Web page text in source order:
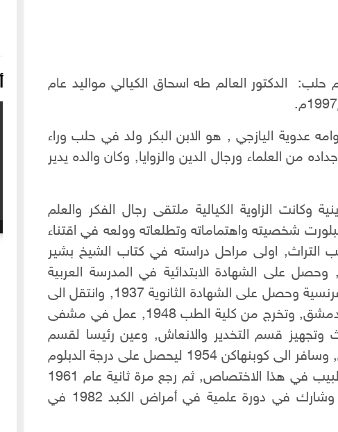
حلب: الدكتور العالم طه اسحاق الكيالي مواليد عام
عدوية اليازجي , هو الابن البكر ولد في حلب وراء
من العلماء ورجال الدين والزوايا, وكان والده يدير
وكانت الزاوية الكيالية ملتقى رجال الفكر والعلم
شخصيته واهتماماته وتطلعاته وولعه في اقتناء
التراث, اولى مراحل دراسته في كتاب الشيخ بشير
على الشهادة الابتدائية في المدرسة العربية
الاسلامية, ودخل مدرسة اللاييك الفرنسية وحصل على الشهادة الثانوية 1937, وانتقل الى
الدراسة في المعهد الطبي العربي بدمشق, وتخرج من كلية الطب 1948, عمل في مشفى
قسم التخدير والانعاش, وعين رئيسا لقسم
التخدير والانعاش في جامعة دمشق, وسافر الى كوبنهاكن 1954 ليحصل على درجة الدبلوم
في التخدير والانعاش, ليكون اول طبيب في هذا الاختصاص, ثم رجع مرة ثانية عام 1961
في دورة اضافية في علم التخدير, وشارك في دورة علمية في أمراض الكبد 1982 في
16-04-2022 249108 مشاهدة
شعار الماسونية على واجهة قصر رزق الله غزالة بحي العزيزية
بحلب